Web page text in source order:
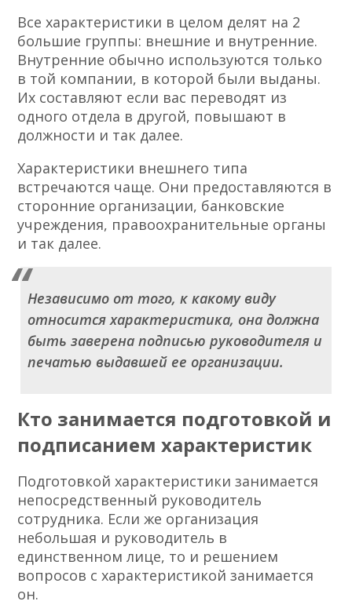
Все характеристики в целом делят на 2
большие группы: внешние и внутренние.
Внутренние обычно используются только
в той компании, в которой были выданы.
Их составляют если вас переводят из
одного отдела в другой, повышают в
должности и так далее.
Характеристики внешнего типа
встречаются чаще. Они предоставляются в
сторонние организации, банковские
учреждения, правоохранительные органы
и так далее.
Независимо от того, к какому виду
относится характеристика, она должна
быть заверена подписью руководителя и
печатью выдавшей ее организации.
Кто занимается подготовкой и
подписанием характеристик
Подготовкой характеристики занимается
непосредственный руководитель
сотрудника. Если же организация
небольшая и руководитель в
единственном лице, то и решением
вопросов с характеристикой занимается
он.